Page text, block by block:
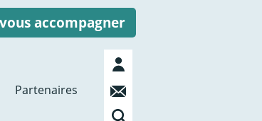
accompagner
Partenaires
Mon
compte
Contact
Recherche